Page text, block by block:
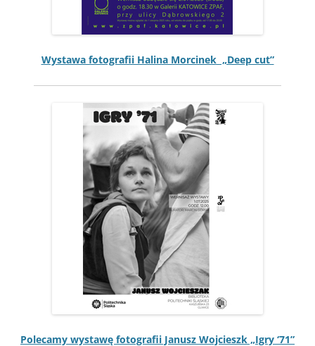
Wys­tawa fotografii Hali­na Morcinek „Deep cut”
Pole­camy wys­tawę fotografii Janusz Woj­cieszk „Igry ‘71”